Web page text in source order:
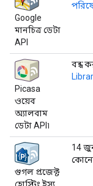
Google
মানচিত্র ডেটা
API
Picasa
ওয়েব
অ্যালবাম
ডেটা API৷
বন্ধ
গুগল প্রজেক্ট
14
কোনো